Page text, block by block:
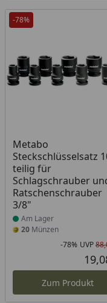
-78%
Metabo
Steckschlüsselsatz
teilig für
Schlagschrauber
Ratschenschrauber
3/8"
Produkt am Lager
Am Lager
20 Münzen
-78% UVP
Zum Produkt